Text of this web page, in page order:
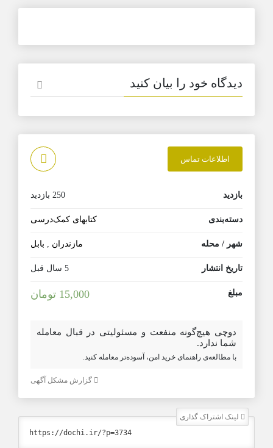
دیدگاه خود را بیان کنید
اطلاعات تماس
بازدید 250 بازدید
دسته‌بندی کتابهای کمک‌درسی
شهر / محله مازندران , بابل
تاریخ انتشار 5 سال قبل
مبلغ 15,000 تومان
دوچی هیچ‌گونه منفعت و مسئولیتی در قبال معامله
شما ندارد.
با مطالعه‌ی راهنمای خرید امن، آسوده‌تر معامله کنید.
گزارش مشکل آگهی
لینک اشتراک گذاری